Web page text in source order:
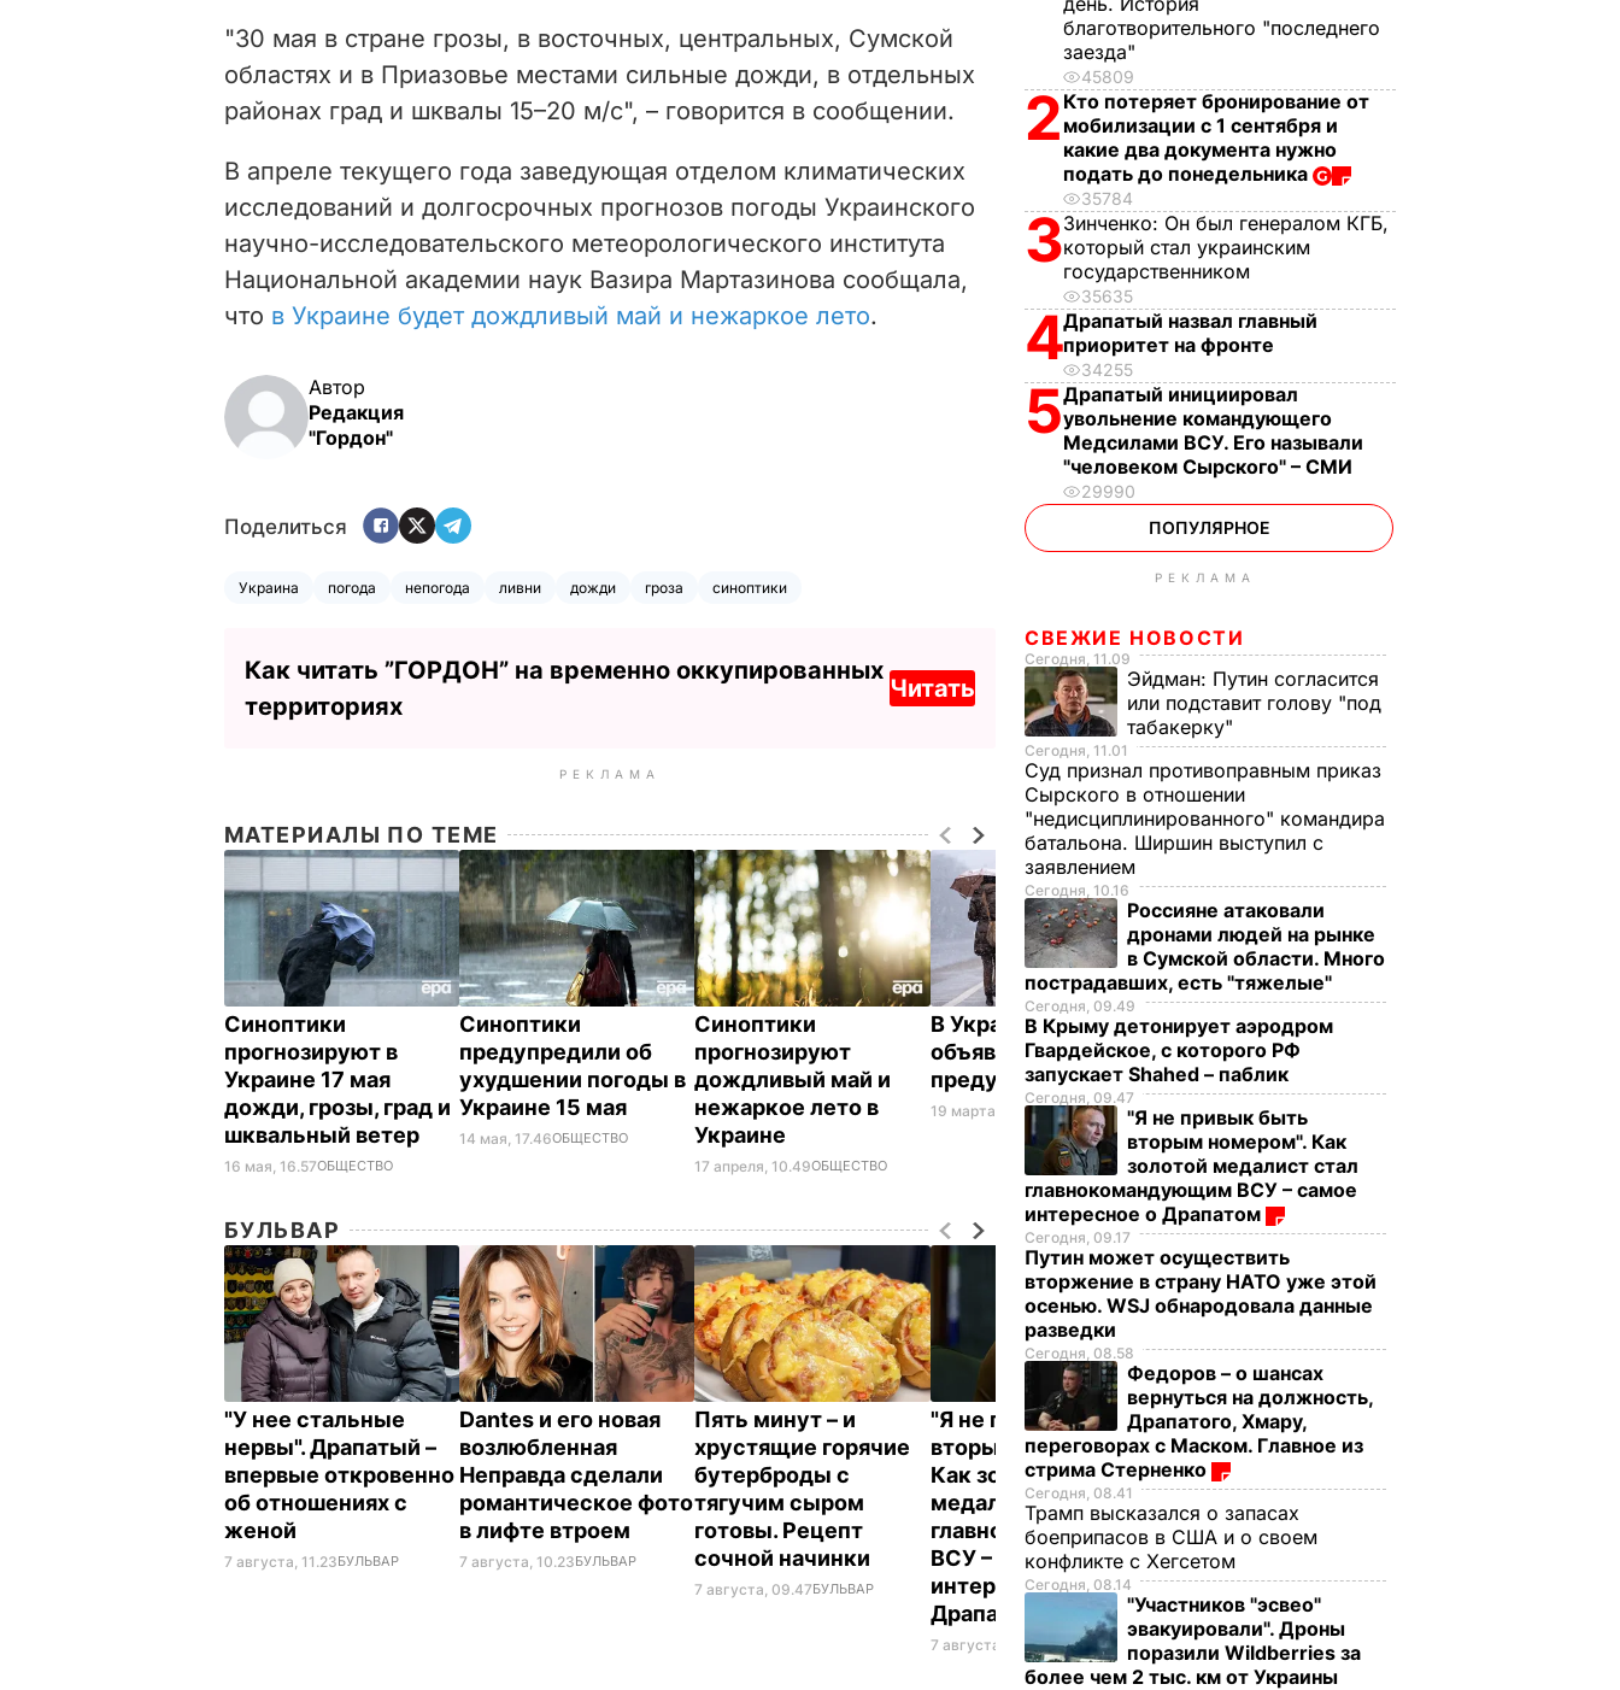
i
d
e
o
"30 мая в стране грозы, в восточных, центральных, Сумской
областях и в Приазовье местами сильные дожди, в отдельных
районах град и шквалы 15–20 м/с", – говорится в сообщении.
В апреле текущего года заведующая отделом климатических
исследований и долгосрочных прогнозов погоды Украинского
научно-исследовательского метеорологического института
Национальной академии наук Вазира Мартазинова сообщала,
что в Украине будет дождливый май и нежаркое лето.
Автор
Редакция
"Гордон"
Поделиться
Украина погода непогода ливни дожди гроза синоптики
Как читать ”ГОРДОН” на временно оккупированных
территориях
Читать
РЕКЛАМА
МАТЕРИАЛЫ ПО ТЕМЕ
Синоптики
прогнозируют в
Украине 17 мая
дожди, грозы, град и
шквальный ветер
16 мая, 16.57ОБЩЕСТВО
Синоптики
предупредили об
ухудшении погоды в
Украине 15 мая
14 мая, 17.46ОБЩЕСТВО
Синоптики
прогнозируют
дождливый май и
нежаркое лето в
Украине
17 апреля, 10.49ОБЩЕСТВО
В Украине синоптики
объявили штормовое
предупреждение
19 марта, 15.50ОБЩЕСТВО
Синоптики обещают,
что февраль в
Украине будет
29 января, 14.56ОБЩЕСТВО
БУЛЬВАР
"У нее стальные
нервы". Драпатый –
впервые откровенно
об отношениях с
женой
7 августа, 11.23БУЛЬВАР
Dantes и его новая
возлюбленная
Неправда сделали
романтическое фото
в лифте втроем
7 августа, 10.23БУЛЬВАР
Пять минут – и
хрустящие горячие
бутерброды с
тягучим сыром
готовы. Рецепт
сочной начинки
7 августа, 09.47БУЛЬВАР
"Я не привык быть
вторым номером".
Как золотой
медалист стал
главнокомандующим
ВСУ – самое
интересное о
Драпатом
7 августа, 09.47ОБЩЕСТВО
Вся семья попросит
добавки, а аромат
будет стоять на весь
оджахури –
грузинского блюда
благотворительного "последнего
заезда"
45809
2 Кто потеряет бронирование от
мобилизации с 1 сентября и
какие два документа нужно
подать до понедельника
35784
3Зинченко: Он был генералом КГБ,
который стал украинским
государственником
35635
4Драпатый назвал главный
приоритет на фронте
34255
5Драпатый инициировал
увольнение командующего
Медсилами ВСУ. Его называли
"человеком Сырского" – СМИ
29990
ПОПУЛЯРНОЕ
РЕКЛАМА
СВЕЖИЕ НОВОСТИ
Сегодня, 11.09
Эйдман: Путин согласится
или подставит голову "под
табакерку"
Сегодня, 11.01
Суд признал противоправным приказ
Сырского в отношении
"недисциплинированного" командира
батальона. Ширшин выступил с
заявлением
Сегодня, 10.16
Россияне атаковали
дронами людей на рынке
в Сумской области. Много
пострадавших, есть "тяжелые"
Сегодня, 09.49
В Крыму детонирует аэродром
Гвардейское, с которого РФ
запускает Shahed – паблик
Сегодня, 09.47
"Я не привык быть
вторым номером". Как
золотой медалист стал
главнокомандующим ВСУ – самое
интересное о Драпатом
Сегодня, 09.17
Путин может осуществить
вторжение в страну НАТО уже этой
осенью. WSJ обнародовала данные
разведки
Сегодня, 08.58
Федоров – о шансах
вернуться на должность,
Драпатого, Хмару,
переговорах с Маском. Главное из
стрима Стерненко
Сегодня, 08.41
Трамп высказался о запасах
боеприпасов в США и о своем
конфликте с Хегсетом
Сегодня, 08.14
"Участников "эсвео"
эвакуировали". Дроны
поразили Wildberries за
более чем 2 тыс. км от Украины